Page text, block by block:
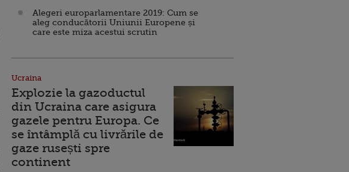
Alegeri europarlamentare 2019: Cum se
aleg conducătorii Uniunii Europene și
care este miza acestui scrutin
Ucraina
Explozie la gazoductul
din Ucraina care asigura
gazele pentru Europa. Ce
se întâmplă cu livrările de
gaze rusești spre
continent